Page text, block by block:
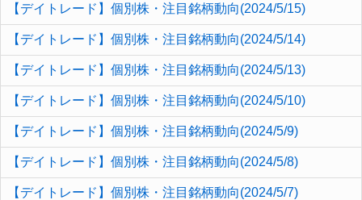
【デイトレード】個別株・注目銘柄動向(2024/5/15)
【デイトレード】個別株・注目銘柄動向(2024/5/14)
【デイトレード】個別株・注目銘柄動向(2024/5/13)
【デイトレード】個別株・注目銘柄動向(2024/5/10)
【デイトレード】個別株・注目銘柄動向(2024/5/9)
【デイトレード】個別株・注目銘柄動向(2024/5/8)
【デイトレード】個別株・注目銘柄動向(2024/5/7)